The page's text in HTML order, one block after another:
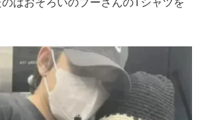
はおそろいのプーさんのTシャツを